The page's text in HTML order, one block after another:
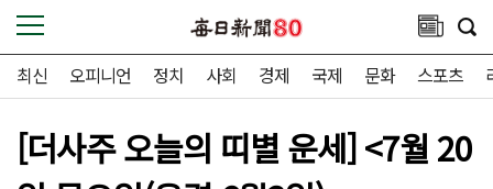
최신 오피니언 정치 사회 경제 국제 문화 스포츠
[더사주 오늘의 띠별 운세] <7월 20